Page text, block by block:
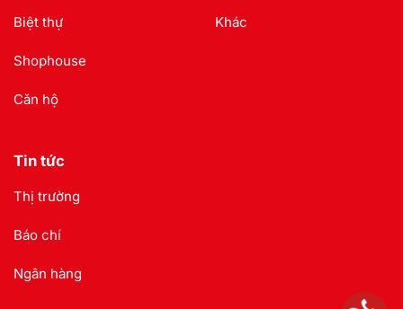
Biệt thự
Shophouse
Căn hộ
Khác
Tin tức
Thị trường
Báo chí
Ngân hàng